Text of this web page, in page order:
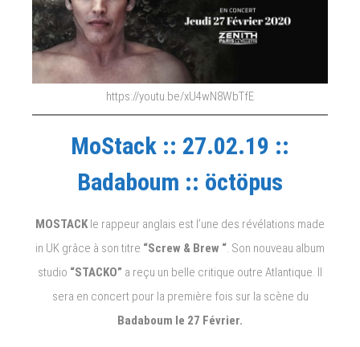
https://youtu.be/xU4wN8WbTfE
MoStack :: 27.02.19 ::
Badaboum :: öctöpus
MOSTACK le rappeur anglais est l’une des révélations made
in UK grâce à son titre “Screw & Brew “. Son nouveau album
studio “STACKO” a reçu un belle critique outre Atlantique. Il
sera en concert pour la première fois sur la scène du
Badaboum le 27 Février.